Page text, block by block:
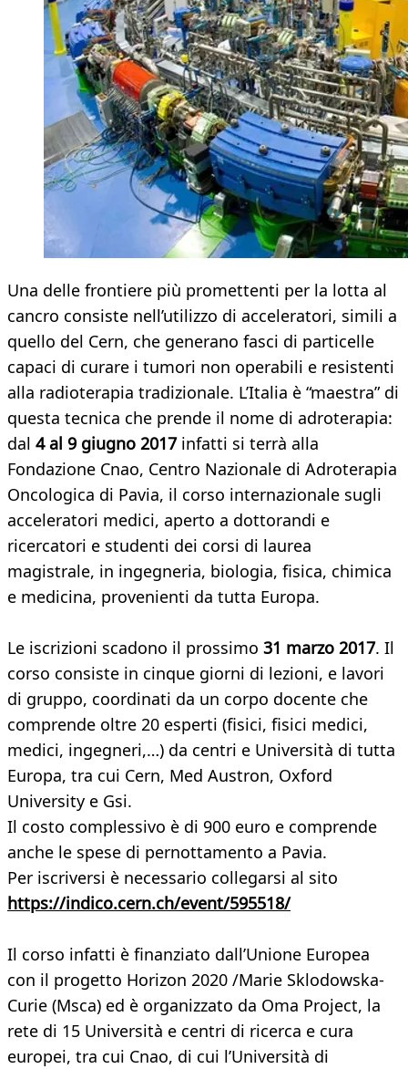
Una delle frontiere più promettenti per la lotta al
cancro consiste nell’utilizzo di acceleratori, simili a
quello del Cern, che generano fasci di particelle
capaci di curare i tumori non operabili e resistenti
alla radioterapia tradizionale. L’Italia è “maestra” di
questa tecnica che prende il nome di adroterapia:
dal 4 al 9 giugno 2017infatti si terrà alla
Fondazione Cnao, Centro Nazionale di Adroterapia
Oncologica di Pavia, il corso internazionale sugli
acceleratori medici, aperto a dottorandi e
ricercatori e studenti dei corsi di laurea
magistrale, in ingegneria, biologia, fisica, chimica
e medicina, provenienti da tutta Europa.
Le iscrizioni scadono il prossimo 31 marzo 2017. Il
corso consiste in cinque giorni di lezioni, e lavori
di gruppo, coordinati da un corpo docente che
comprende oltre 20 esperti (fisici, fisici medici,
medici, ingegneri,…) da centri e Università di tutta
Europa, tra cui Cern, Med Austron, Oxford
University e Gsi.
Il costo complessivo è di 900 euro e comprende
anche le spese di pernottamento a Pavia.
Per iscriversi è necessario collegarsi al sito
https://indico.cern.ch/event/595518/
Il corso infatti è finanziato dall’Unione Europea
con il progetto Horizon 2020 /Marie Sklodowska-
Curie (Msca) ed è organizzato da Oma Project, la
rete di 15 Università e centri di ricerca e cura
europei, tra cui Cnao, di cui l’Università di